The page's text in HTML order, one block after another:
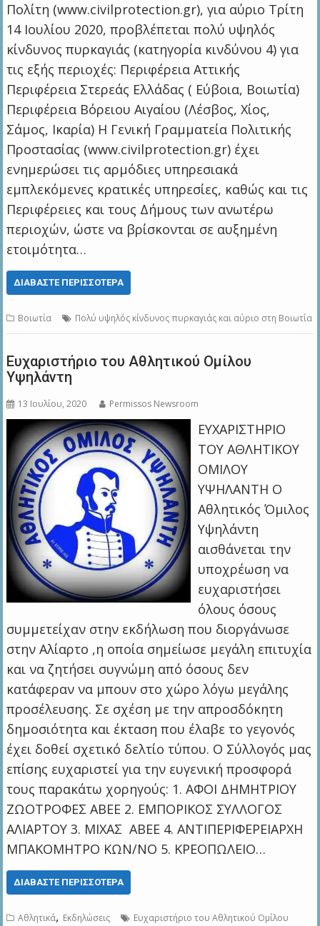
Πολίτη (www.civilprotection.gr), για αύριο Τρίτη
14 Ιουλίου 2020, προβλέπεται πολύ υψηλός
κίνδυνος πυρκαγιάς (κατηγορία κινδύνου 4) για
τις εξής περιοχές: Περιφέρεια Αττικής
Περιφέρεια Στερεάς Ελλάδας ( Εύβοια, Βοιωτία)
Περιφέρεια Βόρειου Αιγαίου (Λέσβος, Χίος,
Σάμος, Ικαρία) Η Γενική Γραμματεία Πολιτικής
Προστασίας (www.civilprotection.gr) έχει
ενημερώσει τις αρμόδιες υπηρεσιακά
εμπλεκόμενες κρατικές υπηρεσίες, καθώς και τις
Περιφέρειες και τους Δήμους των ανωτέρω
περιοχών, ώστε να βρίσκονται σε αυξημένη
ετοιμότητα…
ΔΙΑΒΆΣΤΕ ΠΕΡΙΣΣΌΤΕΡΑ
Βοιωτία Πολύ υψηλός κίνδυνος πυρκαγιάς και αύριο στη Βοιωτία
Ευχαριστήριο του Αθλητικού Ομίλου
Υψηλάντη
13 Ιουλίου, 2020 Permissos Newsroom
ΕΥΧΑΡΙΣΤΗΡΙΟ
ΤΟΥ ΑΘΛΗΤΙΚΟΥ
ΟΜΙΛΟΥ
ΥΨΗΛΑΝΤΗ Ο
Αθλητικός Όμιλος
Υψηλάντη
αισθάνεται την
υποχρέωση να
ευχαριστήσει
όλους όσους
συμμετείχαν στην εκδήλωση που διοργάνωσε
στην Αλίαρτο ,η οποία σημείωσε μεγάλη επιτυχία
και να ζητήσει συγνώμη από όσους δεν
κατάφεραν να μπουν στο χώρο λόγω μεγάλης
προσέλευσης. Σε σχέση με την απροσδόκητη
δημοσιότητα και έκταση που έλαβε το γεγονός
έχει δοθεί σχετικό δελτίο τύπου. Ο Σύλλογός μας
επίσης ευχαριστεί για την ευγενική προσφορά
τους παρακάτω χορηγούς: 1. ΑΦΟΙ ΔΗΜΗΤΡΙΟΥ
ΖΩΟΤΡΟΦΕΣ ΑΒΕΕ 2. ΕΜΠΟΡΙΚΟΣ ΣΥΛΛΟΓΟΣ
ΑΛΙΑΡΤΟΥ 3. ΜΙΧΑΣ ΑΒΕΕ 4. ΑΝΤΙΠΕΡΙΦΕΡΕΙΑΡΧΗ
ΜΠΑΚΟΜΗΤΡΟ ΚΩΝ/ΝΟ 5. ΚΡΕΟΠΩΛΕΙΟ…
ΔΙΑΒΆΣΤΕ ΠΕΡΙΣΣΌΤΕΡΑ
Αθλητικά, Εκδηλώσεις
Ευχαριστήριο του Αθλητικού Ομίλου